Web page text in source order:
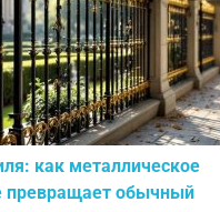
как металлическое
превращает обычный